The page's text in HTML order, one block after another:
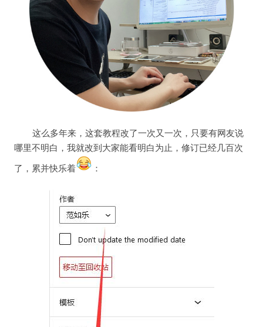
这么多年来，这套教程改了一次又一次，只要有网友说
哪里不明白，我就改到大家能看明白为止，修订已经几百次
了，累并快乐着
：